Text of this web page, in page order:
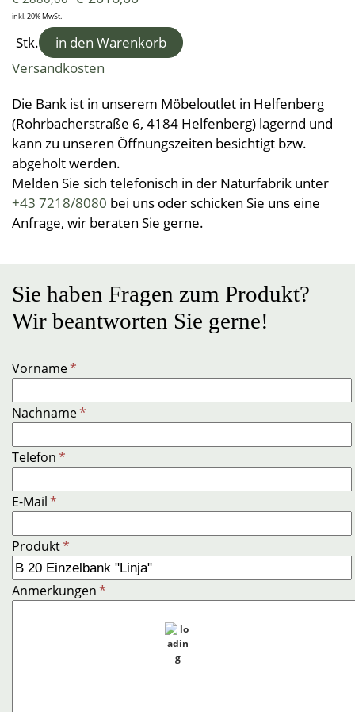
Zudecken, Polster, Unterbetten
Wäsche, Kleidung
Schwangerschaft und Geburt
Lauflernpatscherl
Naturkinderwagen
Spielwaren
Startpakete
Entspannungskissen
Duft- & Kräuterkissen
Sitzauflagen
Taschentücher
Geschenkideen
Schürzen
Tischwäsche
Handtücher
Duschtücher
Waschlappen
Frotteeturban
Saunatücher
Strandtücher
Badevorleger
inkl. 20% MwSt.
Stk.
in den Warenkorb
Versandkosten
Die Bank ist in unserem Möbeloutlet in Helfenberg
(Rohrbacherstraße 6, 4184 Helfenberg) lagernd und
kann zu unseren Öffnungszeiten besichtigt bzw.
abgeholt werden.
Melden Sie sich telefonisch in der Naturfabrik unter
+43 7218/8080 bei uns oder schicken Sie uns eine
Anfrage, wir beraten Sie gerne.
Sie haben Fragen zum Produkt?
Wir beantworten Sie gerne!
Vorname*
Nachname*
Telefon*
E-Mail*
Produkt*
Anmerkungen*